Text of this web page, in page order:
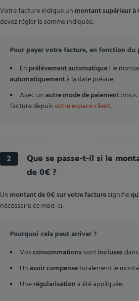
Votre facture indique un montant supérieur à
devez régler la somme indiquée.
Pour payer votre facture, en fonction
En prélèvement automatique : le
automatiquementà la date prévue.
Avec un autre mode de paiement :vous
facture depuis votre espace client.
2
Que se passe-t-il si le
de 0€ ?
Un montant de 0€ sur votre facture signifie
nécessaire ce mois-ci.
Pourquoi cela peut arriver ?
Vos consommations sont incluses
Un avoir compensetotalement le
Une régularisation a été appliquée.